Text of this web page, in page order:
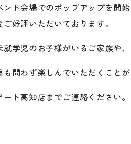
ト会場でのポップアップを開
好評いただいております。
学児のお子様がいるご家族や、
問わず楽しんでいただくことが
ト高知店までご連絡ください。